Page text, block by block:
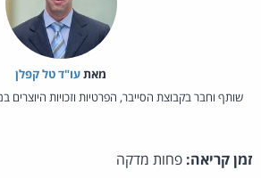
מאת‏עו"ד טל קפלן
שותף וחבר בקבוצת הסייבר, הפרטיות וזכויות
זמן קריאה: פחות מדקה